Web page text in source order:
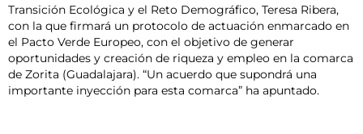
Transición Ecológica y el Reto Demográfico, Teresa Ribera,
con la que firmará un protocolo de actuación enmarcado en
el Pacto Verde Europeo, con el objetivo de generar
oportunidades y creación de riqueza y empleo en la comarca
de Zorita (Guadalajara). “Un acuerdo que supondrá una
importante inyección para esta comarca” ha apuntado.